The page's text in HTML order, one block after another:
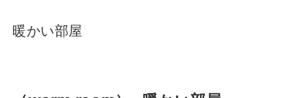
暖かい部屋